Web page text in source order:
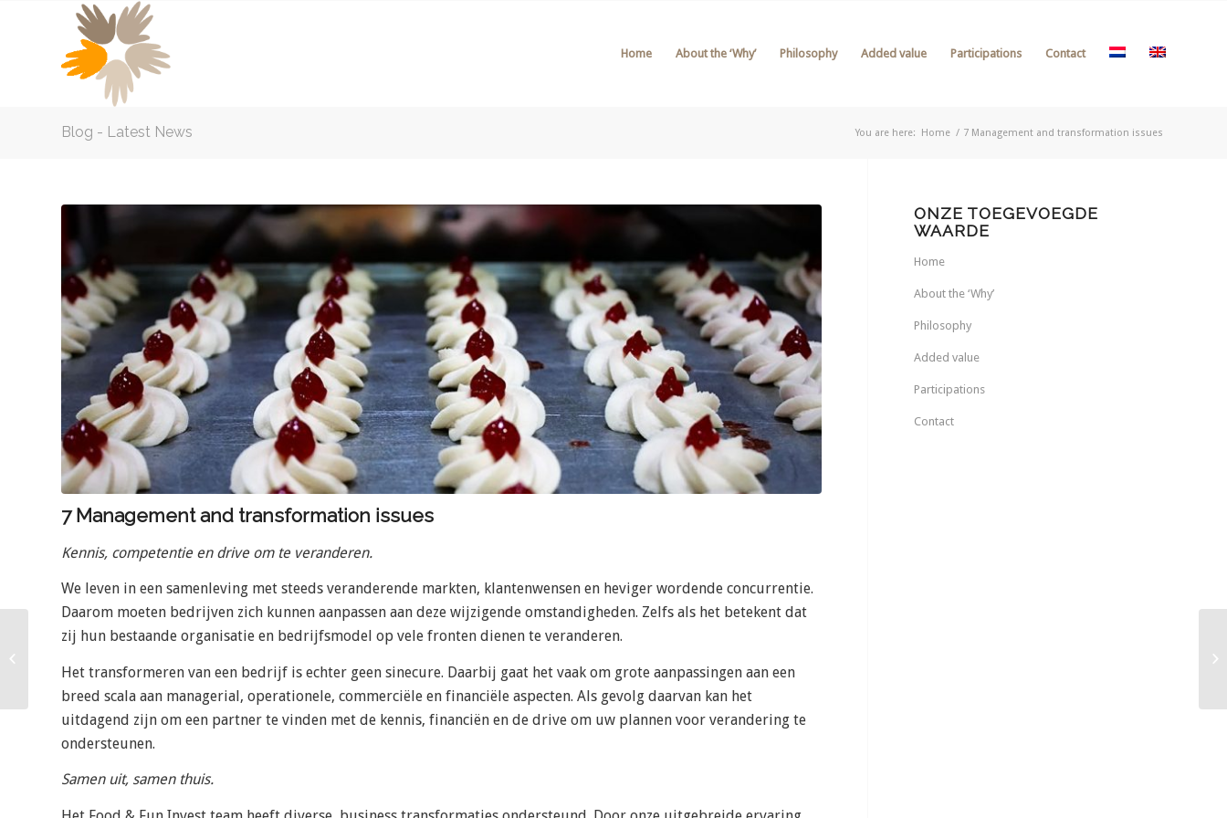
Home About the ‘Why’ Philosophy Added value Participations Contact
Blog - Latest News You are here: Home / 7 Management and transformation issues
7 Management and transformation issues
Kennis, competentie en drive om te veranderen.
We leven in een samenleving met steeds veranderende markten, klantenwensen en heviger wordende concurrentie.
Daarom moeten bedrijven zich kunnen aanpassen aan deze wijzigende omstandigheden. Zelfs als het betekent dat
zij hun bestaande organisatie en bedrijfsmodel op vele fronten dienen te veranderen.
Het transformeren van een bedrijf is echter geen sinecure. Daarbij gaat het vaak om grote aanpassingen aan een
breed scala aan managerial, operationele, commerciële en financiële aspecten. Als gevolg daarvan kan het
uitdagend zijn om een ​​partner te vinden met de kennis, financiën en de drive om uw plannen voor verandering te
ondersteunen.
Samen uit, samen thuis.
ONZE TOEGEVOEGDE
WAARDE
Home
About the ‘Why’
Philosophy
Added value
Participations
Contact
8 Operational
improvement